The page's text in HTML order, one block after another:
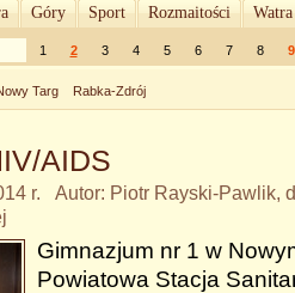
Góry Sport Rozmaitości
1 2 3 4 5 6 7 8 9
Targ Rabka-Zdrój
AIDS
r. Autor: Piotr Rayski-Pawlik,
Gimnazjum nr 1 w
Powiatowa Stacja